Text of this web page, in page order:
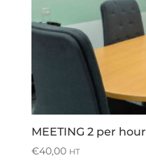
MEETING 2 per hour
€40,00 HT